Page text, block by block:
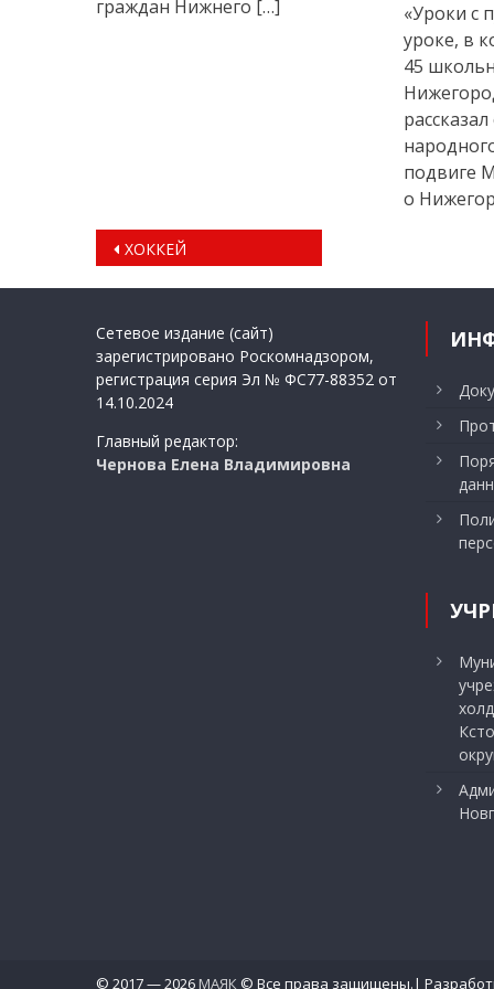
граждан Нижнего […]
«Уроки с
уроке, в
45
подвиге
о
Навигация
по
ХОККЕЙ
Сетевое издание (сайт)
зарегистрировано Роскомнадзором,
регистрация серия Эл № ФС77-88352 от
14.10.2024
Главный редактор:
Чернова Елена Владимировна
© 2017 — 2026МАЯК © Все права защищены.|